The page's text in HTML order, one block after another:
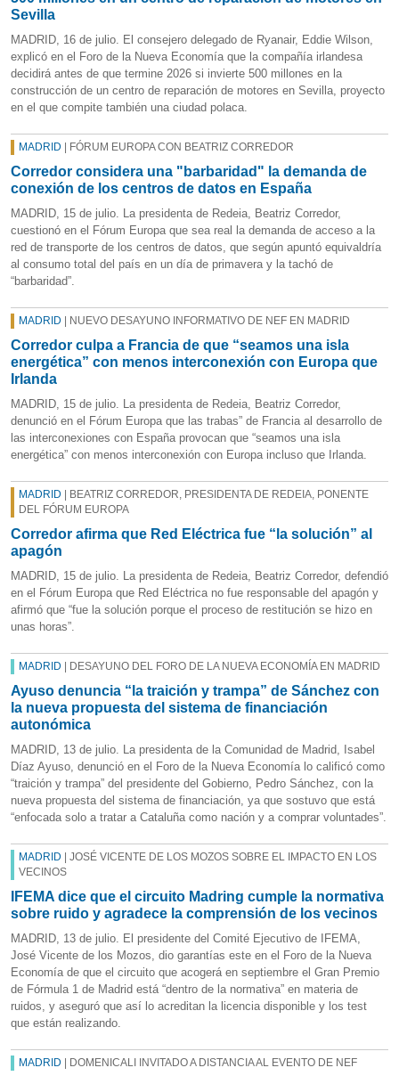
Sevilla
MADRID, 16 de julio. El consejero delegado de Ryanair, Eddie Wilson,
explicó en el Foro de la Nueva Economía que la compañía irlandesa
decidirá antes de que termine 2026 si invierte 500 millones en la
construcción de un centro de reparación de motores en Sevilla, proyecto
en el que compite también una ciudad polaca.
MADRID | FÓRUM EUROPA CON BEATRIZ CORREDOR
Corredor considera una "barbaridad" la demanda de
conexión de los centros de datos en España
MADRID, 15 de julio. La presidenta de Redeia, Beatriz Corredor,
cuestionó en el Fórum Europa que sea real la demanda de acceso a la
red de transporte de los centros de datos, que según apuntó equivaldría
al consumo total del país en un día de primavera y la tachó de
“barbaridad”.
MADRID | NUEVO DESAYUNO INFORMATIVO DE NEF EN MADRID
Corredor culpa a Francia de que “seamos una isla
energética” con menos interconexión con Europa que
Irlanda
MADRID, 15 de julio. La presidenta de Redeia, Beatriz Corredor,
denunció en el Fórum Europa que las trabas” de Francia al desarrollo de
las interconexiones con España provocan que “seamos una isla
energética” con menos interconexión con Europa incluso que Irlanda.
MADRID | BEATRIZ CORREDOR, PRESIDENTA DE REDEIA, PONENTE
DEL FÓRUM EUROPA
Corredor afirma que Red Eléctrica fue “la solución” al
apagón
MADRID, 15 de julio. La presidenta de Redeia, Beatriz Corredor, defendió
en el Fórum Europa que Red Eléctrica no fue responsable del apagón y
afirmó que “fue la solución porque el proceso de restitución se hizo en
unas horas”.
MADRID | DESAYUNO DEL FORO DE LA NUEVA ECONOMÍA EN MADRID
Ayuso denuncia “la traición y trampa” de Sánchez con
la nueva propuesta del sistema de financiación
autonómica
MADRID, 13 de julio. La presidenta de la Comunidad de Madrid, Isabel
Díaz Ayuso, denunció en el Foro de la Nueva Economía lo calificó como
“traición y trampa” del presidente del Gobierno, Pedro Sánchez, con la
nueva propuesta del sistema de financiación, ya que sostuvo que está
“enfocada solo a tratar a Cataluña como nación y a comprar voluntades”.
MADRID | JOSÉ VICENTE DE LOS MOZOS SOBRE EL IMPACTO EN LOS
VECINOS
IFEMA dice que el circuito Madring cumple la normativa
sobre ruido y agradece la comprensión de los vecinos
MADRID, 13 de julio. El presidente del Comité Ejecutivo de IFEMA,
José Vicente de los Mozos, dio garantías este en el Foro de la Nueva
Economía de que el circuito que acogerá en septiembre el Gran Premio
de Fórmula 1 de Madrid está “dentro de la normativa” en materia de
ruidos, y aseguró que así lo acreditan la licencia disponible y los test
que están realizando.
MADRID | DOMENICALI INVITADO A DISTANCIA AL EVENTO DE NEF